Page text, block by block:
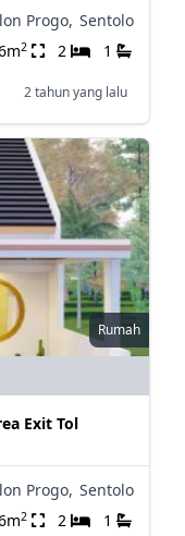
Progo, Sentolo
2 2 1
2 tahun yang lalu
Rumah
Exit Tol
Progo, Sentolo
2 2 1